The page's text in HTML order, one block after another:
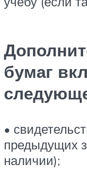
бумаг
•
предыдущих
наличии);